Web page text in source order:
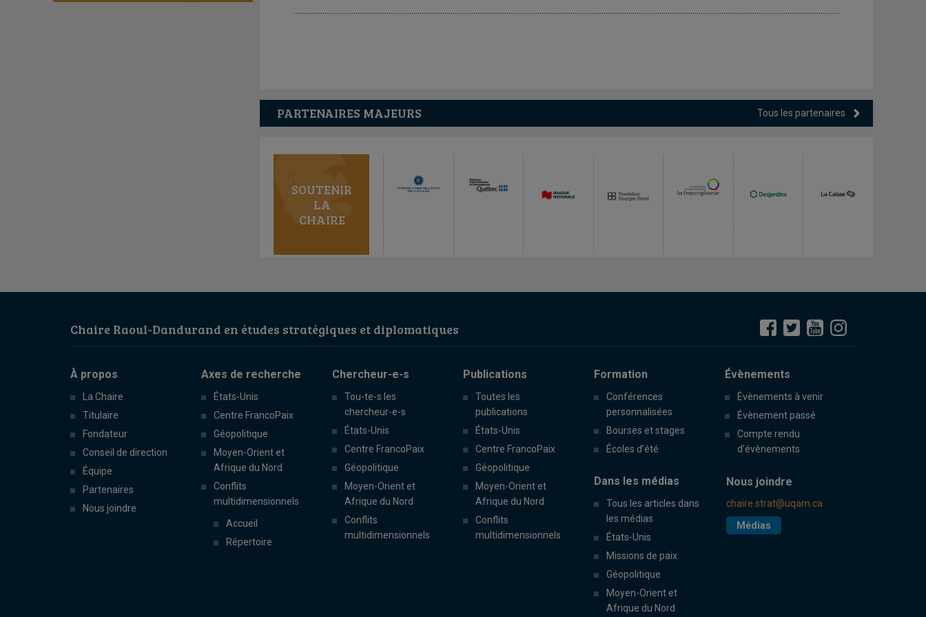
PARTENAIRES MAJEURS Tous les partenaires
SOUTENIR
LA
CHAIRE
Chaire Raoul-Dandurand en études stratégiques et diplomatiques
À propos
La Chaire
Titulaire
Fondateur
Conseil de direction
Équipe
Partenaires
Nous joindre
Axes de recherche
États-Unis
Centre FrancoPaix
Géopolitique
Moyen-Orient et
Afrique du Nord
Conflits
multidimensionnels
Accueil
Répertoire
Chercheur-e-s
Tou-te-s les
chercheur-e-s
États-Unis
Centre FrancoPaix
Géopolitique
Moyen-Orient et
Afrique du Nord
Conflits
multidimensionnels
Publications
Toutes les
publications
États-Unis
Centre FrancoPaix
Géopolitique
Moyen-Orient et
Afrique du Nord
Conflits
multidimensionnels
Formation
Conférences
personnalisées
Bourses et stages
Écoles d’été
Évènements
Évènements à venir
Évènement passé
Compte rendu
d’évènements
Dans les médias
Tous les articles dans
les médias
États-Unis
Missions de paix
Géopolitique
Moyen-Orient et
Afrique du Nord
Nous joindre
chaire.strat@uqam.ca
Médias